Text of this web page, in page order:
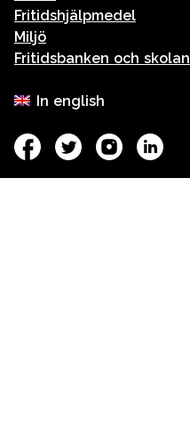
Fritidshjälpmedel
Miljö
Fritidsbanken och skolan
In english